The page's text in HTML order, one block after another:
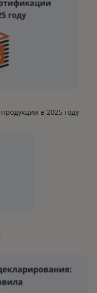
в 2025 году